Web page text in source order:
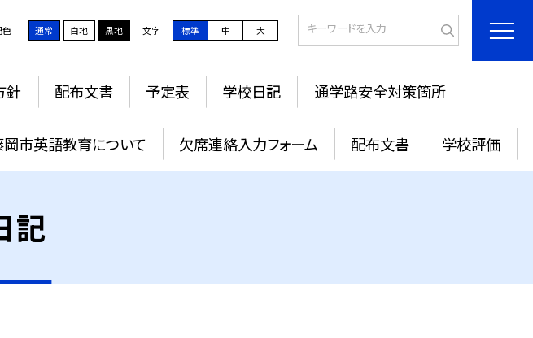
色 通常 白地 黒地 文字 標準 中 大
針 配布文書 予定表 学校日記 通学路安全対策箇所
岡市英語教育について 欠席連絡入力フォーム 配布文書 学校評価
記